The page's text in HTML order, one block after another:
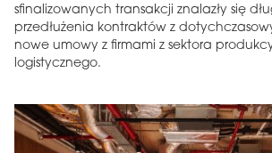
sfinalizowanych transakcji znalazły się
przedłużenia kontraktów z
nowe umowy z firmami z sektora
logistycznego.